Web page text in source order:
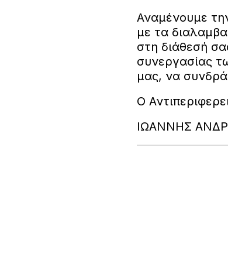
Αναμένουμε
με τα
στη διάθεσή
συνεργασίας
μας, να
Ο
ΙΩΑΝΝΗΣ